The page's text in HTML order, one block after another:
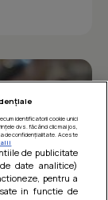
identificatorii cookie unici
dvs. făcând clic mai jos,
de confidențialitate. Aceste
de publicitate
date analitice)
pentru a
in functie de